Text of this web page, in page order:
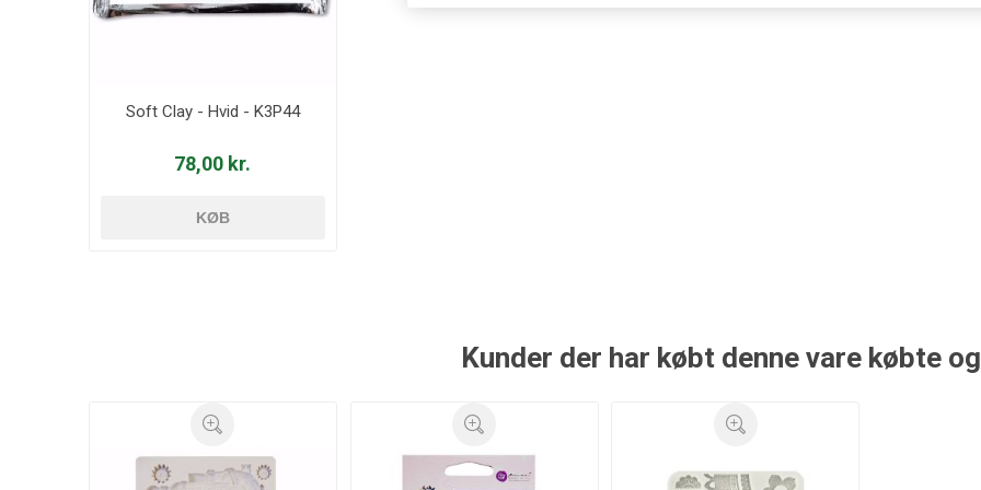
Soft Clay - Hvid - K3P44
78,00 kr.
KØB
Kunder der har købt denne vare købte